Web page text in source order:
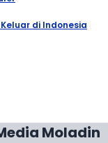
di Indonesia
Moladin